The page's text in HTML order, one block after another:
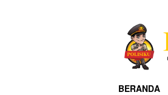
BERANDA